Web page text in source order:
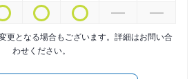
更となる場合もございます。詳細はお問い合
わせください。